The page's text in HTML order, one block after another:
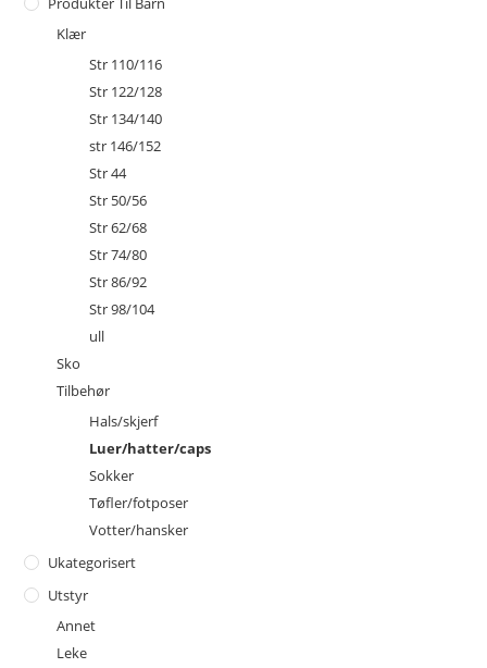
Klær
Str 110/116
Str 122/128
Str 134/140
str 146/152
Str 44
Str 50/56
Str 62/68
Str 74/80
Str 86/92
Str 98/104
ull
Sko
Tilbehør
Hals/skjerf
Luer/hatter/caps
Sokker
Tøfler/fotposer
Votter/hansker
Ukategorisert
Utstyr
Annet
Leke